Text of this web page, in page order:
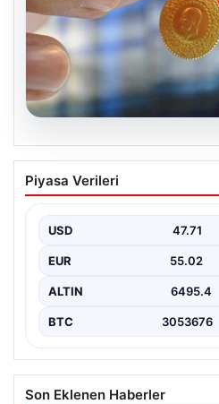
Altın fiyatları canlı 8
fiyatları ne kadar
fiyatları
Piyasa Verileri
USD 47.71
EUR 55.02
ALTIN 6495.4
BTC 3053676
Son Eklenen Haberler